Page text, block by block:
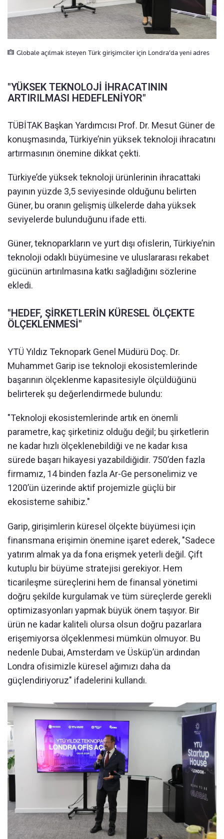
Globale açılmak isteyen Türk girişimciler için Londra’da yeni adres
"YÜKSEK TEKNOLOJİ İHRACATININ
ARTIRILMASI HEDEFLENİYOR"
TÜBİTAK Başkan Yardımcısı Prof. Dr. Mesut Güner de
konuşmasında, Türkiye’nin yüksek teknoloji ihracatını
artırmasının önemine dikkat çekti.
Türkiye’de yüksek teknoloji ürünlerinin ihracattaki
payının yüzde 3,5 seviyesinde olduğunu belirten
Güner, bu oranın gelişmiş ülkelerde daha yüksek
seviyelerde bulunduğunu ifade etti.
Güner, teknoparkların ve yurt dışı ofislerin, Türkiye’nin
teknoloji odaklı büyümesine ve uluslararası rekabet
gücünün artırılmasına katkı sağladığını sözlerine
ekledi.
"HEDEF, ŞİRKETLERİN KÜRESEL ÖLÇEKTE
ÖLÇEKLENMESİ"
YTÜ Yıldız Teknopark Genel Müdürü Doç. Dr.
Muhammet Garip ise teknoloji ekosistemlerinde
başarının ölçeklenme kapasitesiyle ölçüldüğünü
belirterek şu değerlendirmede bulundu:
"Teknoloji ekosistemlerinde artık en önemli
parametre, kaç şirketiniz olduğu değil; bu şirketlerin
ne kadar hızlı ölçeklenebildiği ve ne kadar kısa
sürede başarı hikayesi yazabildiğidir. 750’den fazla
firmamız, 14 binden fazla Ar-Ge personelimiz ve
1200’ün üzerinde aktif projemizle güçlü bir
ekosisteme sahibiz."
Garip, girişimlerin küresel ölçekte büyümesi için
finansmana erişimin önemine işaret ederek, "Sadece
yatırım almak ya da fona erişmek yeterli değil. Çift
kutuplu bir büyüme stratejisi gerekiyor. Hem
ticarileşme süreçlerini hem de finansal yönetimi
doğru şekilde kurgulamak ve tüm süreçlerde gerekli
optimizasyonları yapmak büyük önem taşıyor. Bir
ürün ne kadar kaliteli olursa olsun doğru pazarlara
erişemiyorsa ölçeklenmesi mümkün olmuyor. Bu
nedenle Dubai, Amsterdam ve Üsküp’ün ardından
Londra ofisimizle küresel ağımızı daha da
güçlendiriyoruz" ifadelerini kullandı.